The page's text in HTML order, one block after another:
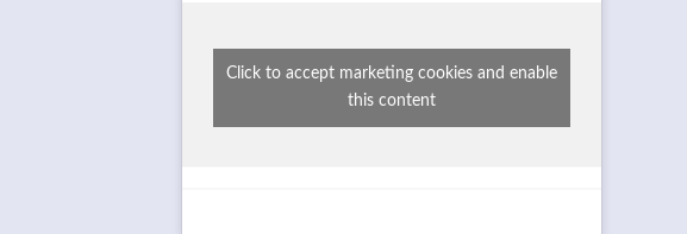
Click to accept marketing cookies and enable
this content